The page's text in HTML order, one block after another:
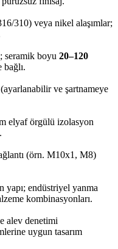
310) veya nikel alaşımlar;
seramik boyu 20–120
(ayarlanabilir ve şartnameye
elyaf örgülü izolasyon
.
(örn. M10x1, M8)
yapı; endüstriyel yanma
kombinasyonları.
alev denetimi
uygun tasarım